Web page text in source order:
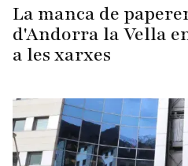
La manca de
d'Andorra la Vella
a les xarxes